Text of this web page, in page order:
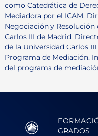
como Catedrática de
Mediadora por el ICAM.
Negociación y
Carlos III de Madrid.
de la Universidad Carlos
Programa de Mediación.
del programa de
GRADOS